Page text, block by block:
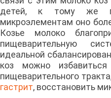
детей, к тому же
микроэлементам оно
Козье молоко
пищеварительную
идеальной
коз можно
пищеварительного
гастрит, восстановить